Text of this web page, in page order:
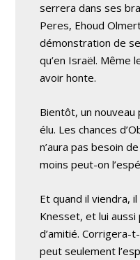
serrera dans ses
Peres, Ehoud
démonstration de
qu’en Israël. Même
avoir honte.
Bientôt, un
élu. Les chances
n’aura pas besoin
moins peut-on
Et quand il viendra,
Knesset, et lui
d’amitié. Corrigera-
peut seulement